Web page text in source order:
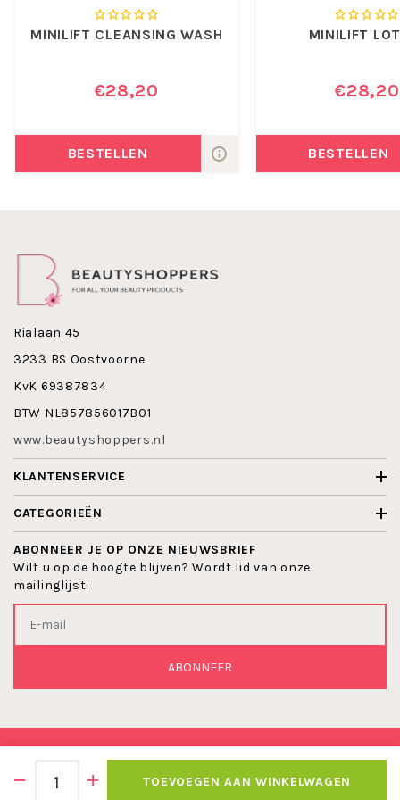
TOEVOEGEN AAN WINKELWAGEN
MINILIFT CLEANSING WASH
€28,20
BESTELLEN
MINILIFT
€28,20
BESTELLEN
Rialaan 45
3233 BS Oostvoorne
KvK 69387834
BTW NL857856017B01
www.beautyshoppers.nl
KLANTENSERVICE
CATEGORIEËN
ABONNEER JE OP ONZE NIEUWSBRIEF
Wilt u op de hoogte blijven? Wordt lid van onze
mailinglijst:
ABONNEER